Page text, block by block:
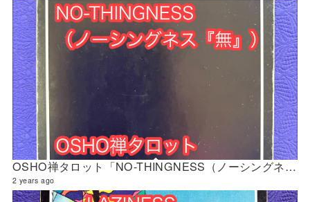
OSHO禅タロット「NO-THINGNESS（ノーシングネス『無』）」の解説 2024年4月の門鑑定（立門）
2 years ago